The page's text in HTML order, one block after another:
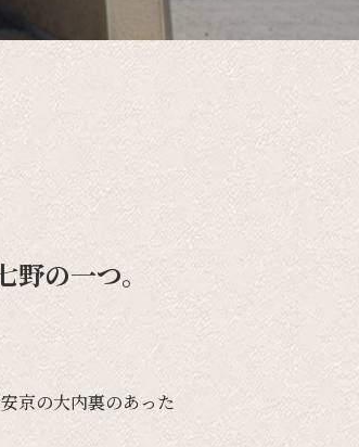
の一つ。
京の大内裏のあった